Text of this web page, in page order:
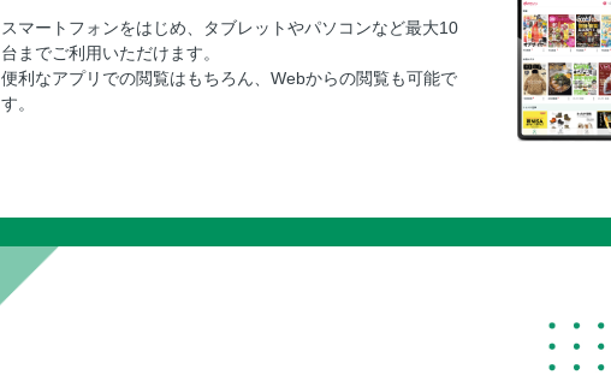
スマートフォンをはじめ、タブレットやパソコンなど最大10
台までご利用いただけます。
便利なアプリでの閲覧はもちろん、Webからの閲覧も可能で
す。